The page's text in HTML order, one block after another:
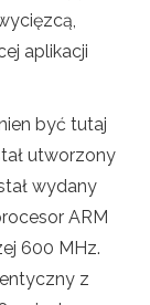
aplikacji
być tutaj
utworzony
wydany
ARM
600 MHz.
z